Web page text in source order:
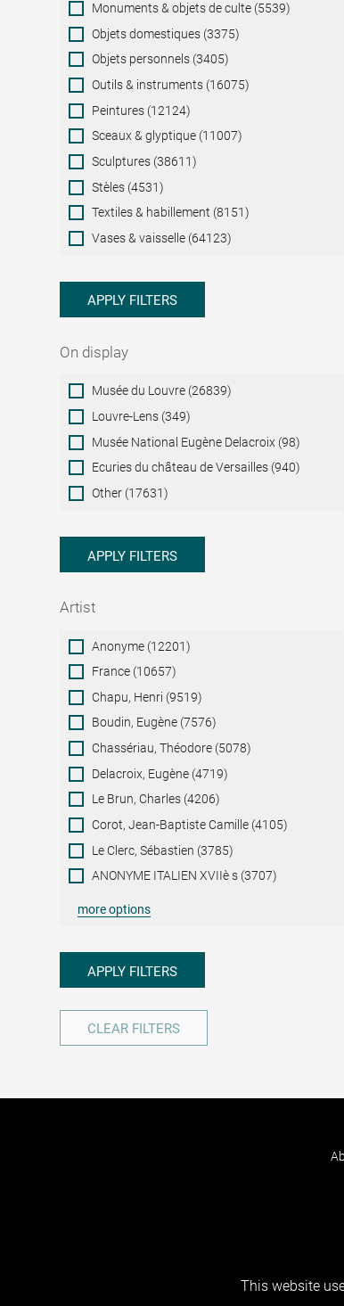
Monuments & objets de culte (5539)
Objets domestiques (3375)
Objets personnels (3405)
Outils & instruments (16075)
Peintures (12124)
Sceaux & glyptique (11007)
Sculptures (38611)
Stèles (4531)
Textiles & habillement (8151)
Vases & vaisselle (64123)
APPLY FILTERS
On display
On
display
Musée du Louvre (26839)
Louvre-Lens (349)
Musée National Eugène Delacroix (98)
Ecuries du château de Versailles (940)
Other (17631)
APPLY FILTERS
Artist
ArtistAnonyme (12201)
France (10657)
Chapu, Henri (9519)
Boudin, Eugène (7576)
Chassériau, Théodore (5078)
Delacroix, Eugène (4719)
Le Brun, Charles (4206)
Corot, Jean-Baptiste Camille (4105)
Le Clerc, Sébastien (3785)
ANONYME ITALIEN XVIIè s (3707)
more options
APPLY FILTERS
CLEAR FILTERS
This website